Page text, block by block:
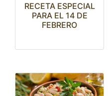
RECETA ESPECIAL
PARA EL 14 DE
FEBRERO